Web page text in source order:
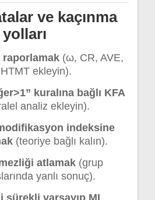
ve kaçınma
yolları
raporlamak(ω, CR, AVE,
HTMT ekleyin).
kuralına bağlı KFA
analiz ekleyin).
indeksine
(teoriye bağlı kalın).
atlamak(grup
yanlı sonuç).